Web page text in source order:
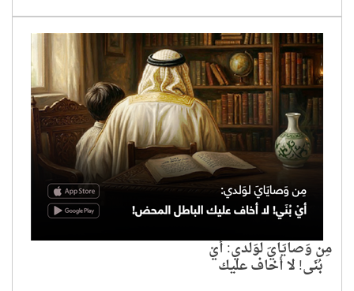
مِن وَصايَايَ لوَلدي: أيْ
بُنَي! لا أخاف عليك